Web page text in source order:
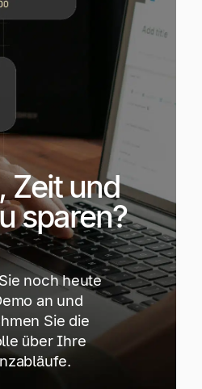
zu
Demo anfordern
Zeit und
sparen?
noch heute
an und
Sie die
über Ihre